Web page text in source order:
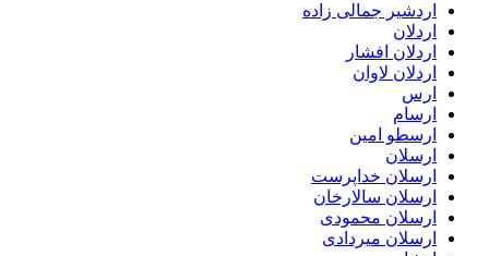
اردشیر جمالی زاده
اردلان
اردلان افشار
اردلان لاوان
ارس
ارسام
ارسطو امین
ارسلان
ارسلان خداپرست
ارسلان سالارخان
ارسلان محمودی
ارسلان میردادی